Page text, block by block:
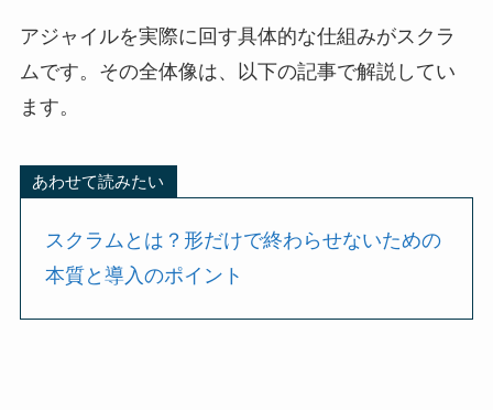
アジャイルを実際に回す具体的な仕組みがスクラ
ムです。その全体像は、以下の記事で解説してい
ます。
あわせて読みたい
スクラムとは？形だけで終わらせないための
本質と導入のポイント